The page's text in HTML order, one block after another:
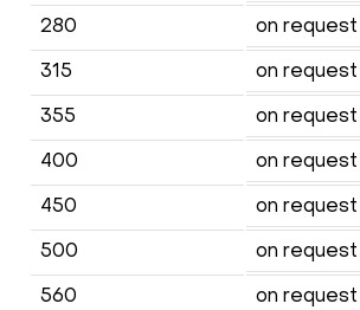
280
on request
315
on request
355
on request
400
on request
450
on request
500
on request
560
on request